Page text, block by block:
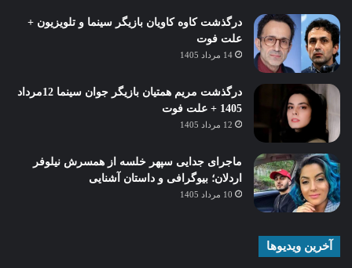
درگذشت کاوه کاویان بازیگر سینما و تلویزیون +
علت فوت
14 مرداد 1405
درگذشت مریم همتیان بازیگر جوان سینما 12مرداد
1405 + علت فوت
12 مرداد 1405
ماجرای جدایی سپهر خلسه از همسرش نیلوفر
اردلان؛ بیوگرافی و داستان آشنایی
10 مرداد 1405
آخرین ویدیوها